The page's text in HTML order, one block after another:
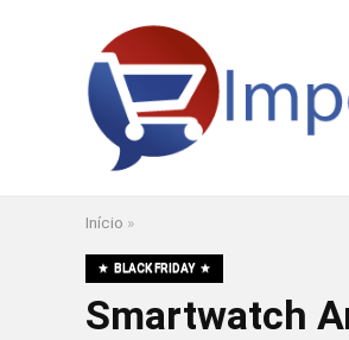
Início »
BLACK FRIDAY
Smartwatch